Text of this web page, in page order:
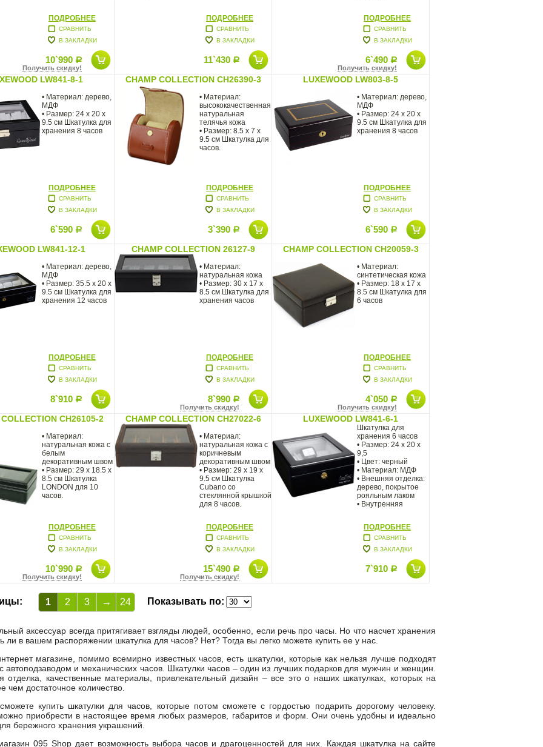
ПОДРОБНЕЕ
СРАВНИТЬ
В ЗАКЛАДКИ
10`990 Р
Получить скидку!
ПОДРОБНЕЕ
СРАВНИТЬ
В ЗАКЛАДКИ
11`430 Р
ПОДРОБНЕЕ
СРАВНИТЬ
В ЗАКЛАДКИ
6`490 Р
Получить скидку!
LW841-8-1
• Материал: дерево,
МДФ
• Размер: 24 x 20 x
9.5 см Шкатулка для
хранения 8 часов
ПОДРОБНЕЕ
СРАВНИТЬ
В ЗАКЛАДКИ
6`590 Р
CHAMP COLLECTION CH26390-3
• Материал:
высококачественная
натуральная
телячья кожа
• Размер: 8.5 х 7 х
9.5 см Шкатулка для
часов.
ПОДРОБНЕЕ
СРАВНИТЬ
В ЗАКЛАДКИ
3`390 Р
LUXEWOOD LW803-8-5
• Материал: дерево,
МДФ
• Размер: 24 x 20 x
9.5 см Шкатулка для
хранения 8 часов
ПОДРОБНЕЕ
СРАВНИТЬ
В ЗАКЛАДКИ
6`590 Р
LW841-12-1
• Материал: дерево,
МДФ
• Размер: 35.5 х 20 х
9.5 см Шкатулка для
хранения 12 часов
ПОДРОБНЕЕ
СРАВНИТЬ
В ЗАКЛАДКИ
8`910 Р
CHAMP COLLECTION 26127-9
• Материал:
натуральная кожа
• Размер: 30 x 17 x
8.5 см Шкатулка для
хранения часов
ПОДРОБНЕЕ
СРАВНИТЬ
В ЗАКЛАДКИ
8`990 Р
Получить скидку!
CHAMP COLLECTION CH20059-3
• Материал:
синтетическая кожа
• Размер: 18 x 17 x
8.5 см Шкатулка для
6 часов
ПОДРОБНЕЕ
СРАВНИТЬ
В ЗАКЛАДКИ
4`050 Р
Получить скидку!
CH26105-2
• Материал:
натуральная кожа с
белым
декоративным швом
• Размер: 29 x 18.5 x
8.5 см Шкатулка
LONDON для 10
часов.
ПОДРОБНЕЕ
СРАВНИТЬ
В ЗАКЛАДКИ
10`990 Р
Получить скидку!
CHAMP COLLECTION CH27022-6
• Материал:
натуральная кожа с
коричневым
декоративным швом
• Размер: 29 x 19 x
9.5 см Шкатулка
Cubano cо
стеклянной крышкой
для 8 часов.
ПОДРОБНЕЕ
СРАВНИТЬ
В ЗАКЛАДКИ
15`490 Р
Получить скидку!
LUXEWOOD LW841-6-1
Шкатулка для
хранения 6 часов
• Размер: 24 х 20 х
9,5
• Цвет: черный
• Материал: МДФ
• Внешняя отделка:
дерево, покрытое
рояльным лаком
• Внутренняя
ПОДРОБНЕЕ
СРАВНИТЬ
В ЗАКЛАДКИ
7`910 Р
1 2 3 → 24 Показывать по:
аксессуар всегда притягивает взгляды людей, особенно, если речь про часы. Но что насчет хранения
ли в вашем распоряжении шкатулка для часов? Нет? Тогда вы легко можете купить ее у нас.
магазине, помимо всемирно известных часов, есть шкатулки, которые как нельзя лучше подходят
автоподзаводом и механических часов. Шкатулки часов – один из лучших подарков для мужчин и женщин.
отделка, качественные материалы, привлекательный дизайн – все это о наших шкатулках, которых на
чем достаточное количество.
купить шкатулки для часов, которые потом сможете с гордостью подарить дорогому человеку.
приобрести в настоящее время любых размеров, габаритов и форм. Они очень удобны и идеально
бережного хранения украшений.
095 Shop дает возможность выбора часов и драгоценностей для них. Каждая шкатулка на сайте